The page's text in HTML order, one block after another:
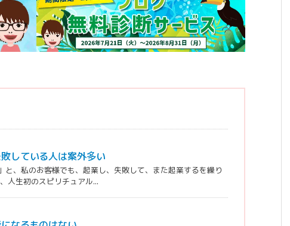
している人は案外多い
と、私のお客様でも、起業し、失敗して、また起業するを繰り
人生初のスピリチュアル...